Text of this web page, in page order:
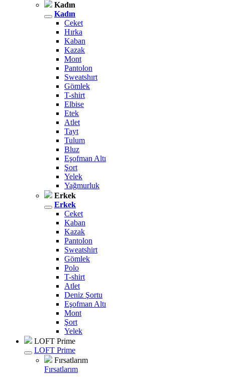
Kadın
Kadın
Ceket
Hırka
Kaban
Kazak
Mont
Pantolon
Sweatshırt
Gömlek
T-shirt
Elbise
Etek
Atlet
Tayt
Tulum
Bluz
Eşofman Altı
Şort
Yelek
Yağmurluk
Erkek
Erkek
Ceket
Kaban
Kazak
Pantolon
Sweatshirt
Gömlek
Polo
T-shirt
Atlet
Deniz Şortu
Eşofman Altı
Mont
Şort
Yelek
LOFT Prime
LOFT Prime
Fırsatlarım
Fırsatlarım